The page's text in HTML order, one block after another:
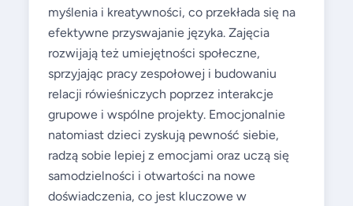
myślenia i kreatywności, co przekłada się na
efektywne przyswajanie języka. Zajęcia
rozwijają też umiejętności społeczne,
sprzyjając pracy zespołowej i budowaniu
relacji rówieśniczych poprzez interakcje
grupowe i wspólne projekty. Emocjonalnie
natomiast dzieci zyskują pewność siebie,
radzą sobie lepiej z emocjami oraz uczą się
samodzielności i otwartości na nowe
doświadczenia, co jest kluczowe w